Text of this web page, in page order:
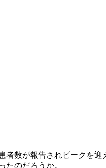
数が報告されピークを
のだろうか。